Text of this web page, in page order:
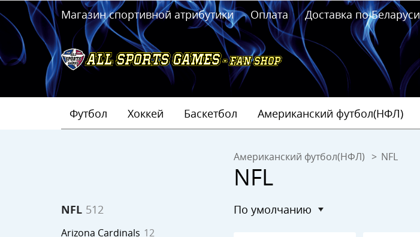
Магазин спортивной атрибутики Оплата Доставка по Беларуси
Футбол Хоккей Баскетбол Американский футбол(НФЛ)
Американский футбол(НФЛ) NFL
NFL
NFL 512
Arizona Cardinals 12
по умолчанию